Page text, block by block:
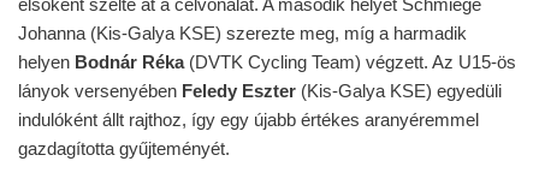
elsőként szelte át a célvonalat. A második helyet Schmiege
Johanna (Kis-Galya KSE) szerezte meg, míg a harmadik
helyen Bodnár Réka(DVTK Cycling Team) végzett. Az U15-ös
lányok versenyében Feledy Eszter (Kis-Galya KSE) egyedüli
indulóként állt rajthoz, így egy újabb értékes aranyéremmel
gazdagította gyűjteményét.